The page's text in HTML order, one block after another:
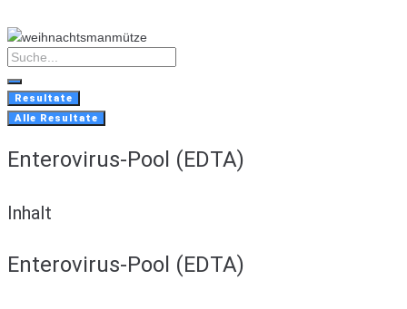
to
content
Search
...
Resultate
Alle Resultate
Enterovirus-Pool (EDTA)
Inhalt
Enterovirus-Pool (EDTA)